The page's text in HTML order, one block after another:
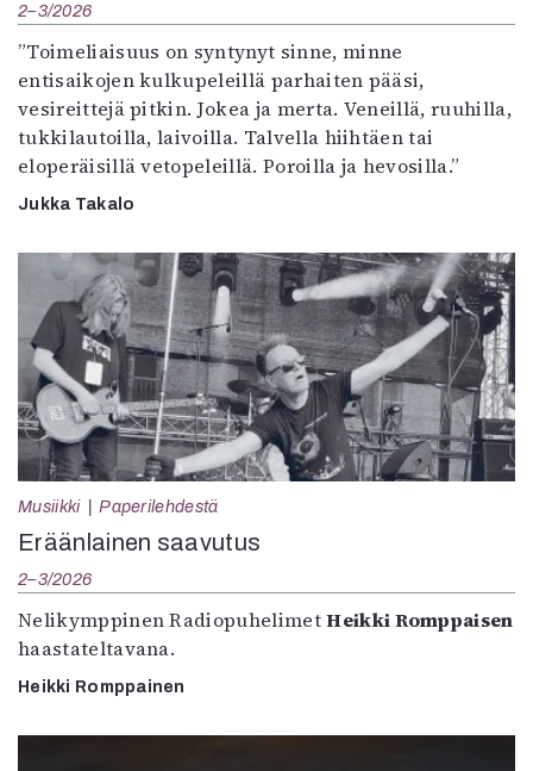
2–3/2026
”Toimeliaisuus on syntynyt sinne, minne
entisaikojen kulkupeleillä parhaiten pääsi,
vesireittejä pitkin. Jokea ja merta. Veneillä, ruuhilla,
tukkilautoilla, laivoilla. Talvella hiihtäen tai
eloperäisillä vetopeleillä. Poroilla ja hevosilla.”
Jukka Takalo
Musiikki Paperilehdestä
Eräänlainen saavutus
2–3/2026
Nelikymppinen RadiopuhelimetHeikki Romppaisen
haastateltavana.
Heikki Romppainen